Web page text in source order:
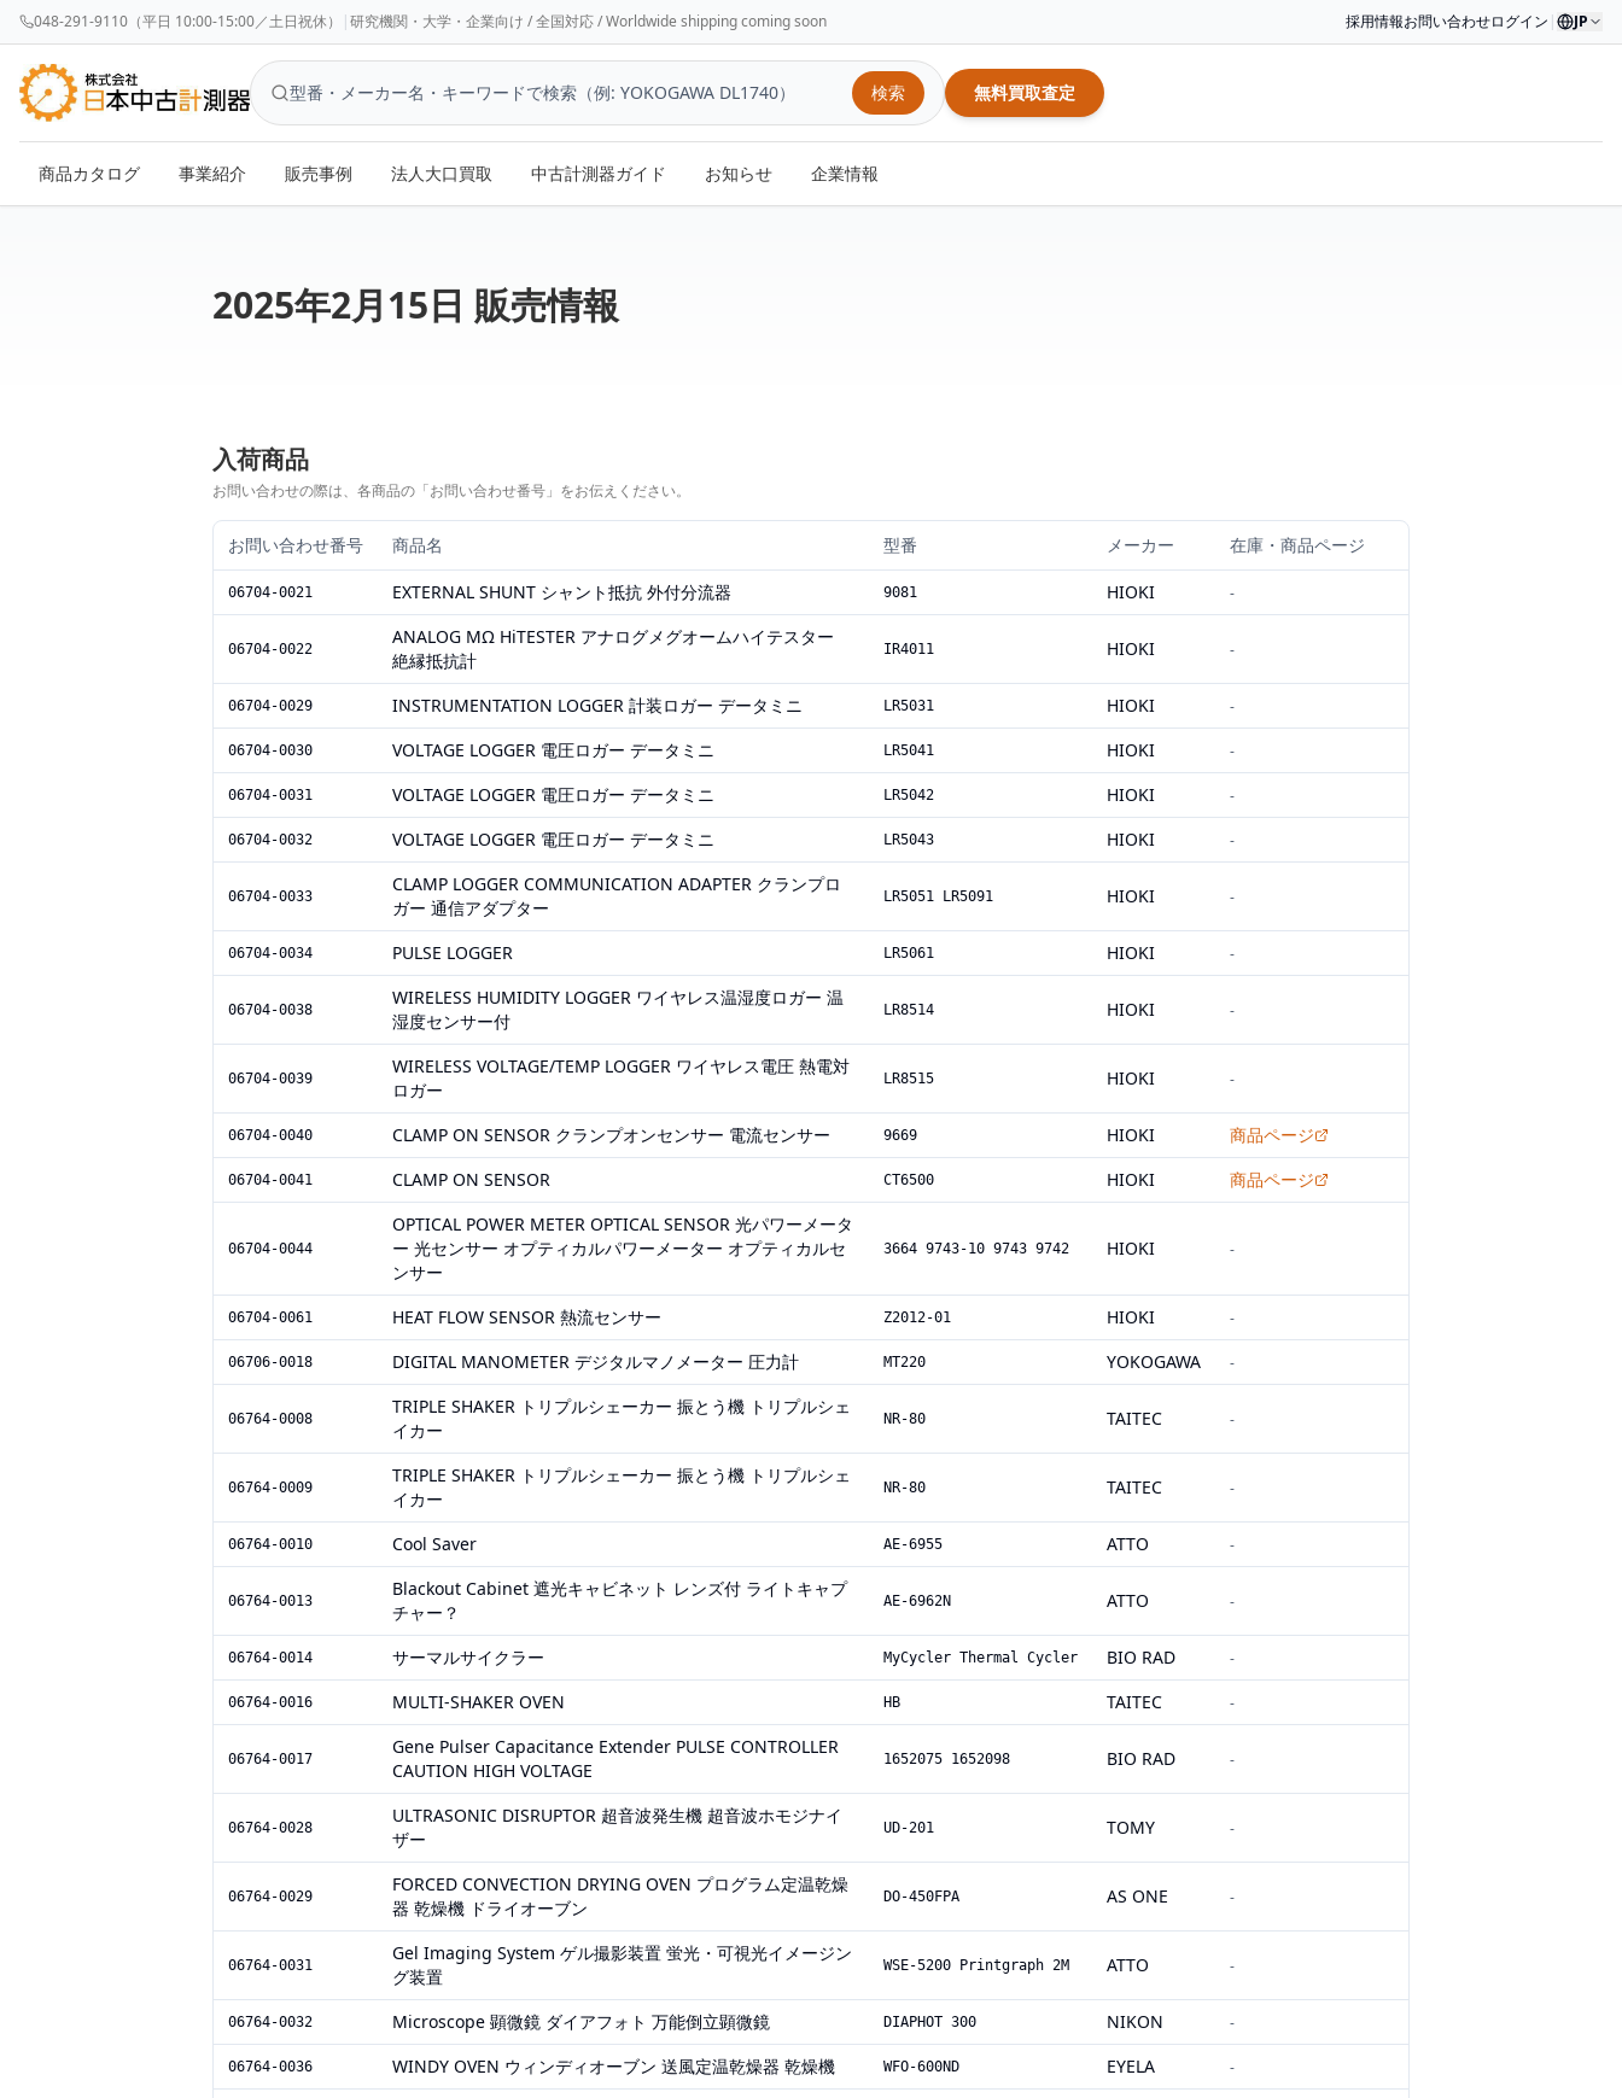
048-291-9110（平日 10:00-15:00／土日祝休） |研究機関・大学・企業向け / 全国対応 / Worldwide shipping coming soon 採用情報お問い合わせログイン | JP
検索 無料買取査定
商品カタログ 事業紹介 販売事例 法人大口買取 中古計測器ガイド お知らせ 企業情報
2025年2月15日 販売情報
入荷商品
お問い合わせの際は、各商品の「お問い合わせ番号」をお伝えください。
お問い合わせ番号 商品名 型番 メーカー 在庫・商品ページ
06704-0021 EXTERNAL SHUNT シャント抵抗 外付分流器 9081 HIOKI -
06704-0022
ANALOG MΩ HiTESTER アナログメグオームハイテスター
絶縁抵抗計
IR4011 HIOKI -
06704-0029 INSTRUMENTATION LOGGER 計装ロガー データミニ LR5031 HIOKI -
06704-0030 VOLTAGE LOGGER 電圧ロガー データミニ LR5041 HIOKI -
06704-0031 VOLTAGE LOGGER 電圧ロガー データミニ LR5042 HIOKI -
06704-0032 VOLTAGE LOGGER 電圧ロガー データミニ LR5043 HIOKI -
06704-0033
CLAMP LOGGER COMMUNICATION ADAPTER クランプロ
ガー 通信アダプター
LR5051 LR5091 HIOKI -
06704-0034 PULSE LOGGER LR5061 HIOKI -
06704-0038
WIRELESS HUMIDITY LOGGER ワイヤレス温湿度ロガー 温
湿度センサー付
LR8514 HIOKI -
06704-0039
WIRELESS VOLTAGE/TEMP LOGGER ワイヤレス電圧 熱電対
ロガー
LR8515 HIOKI -
06704-0040 CLAMP ON SENSOR クランプオンセンサー 電流センサー 9669 HIOKI 商品ページ
06704-0041 CLAMP ON SENSOR CT6500 HIOKI 商品ページ
06704-0044
OPTICAL POWER METER OPTICAL SENSOR 光パワーメータ
ー 光センサー オプティカルパワーメーター オプティカルセ
ンサー
3664 9743-10 9743 9742 HIOKI -
06704-0061 HEAT FLOW SENSOR 熱流センサー Z2012-01 HIOKI -
06706-0018 DIGITAL MANOMETER デジタルマノメーター 圧力計 MT220 YOKOGAWA -
06764-0008
TRIPLE SHAKER トリプルシェーカー 振とう機 トリプルシェ
イカー
NR-80 TAITEC -
06764-0009
TRIPLE SHAKER トリプルシェーカー 振とう機 トリプルシェ
イカー
NR-80 TAITEC -
06764-0010 Cool Saver AE-6955 ATTO -
06764-0013
Blackout Cabinet 遮光キャビネット レンズ付 ライトキャプ
チャー？
AE-6962N ATTO -
06764-0014 サーマルサイクラー MyCycler Thermal Cycler BIO RAD -
06764-0016 MULTI-SHAKER OVEN HB TAITEC -
06764-0017
Gene Pulser Capacitance Extender PULSE CONTROLLER
CAUTION HIGH VOLTAGE
1652075 1652098 BIO RAD -
06764-0028
ULTRASONIC DISRUPTOR 超音波発生機 超音波ホモジナイ
ザー
UD-201 TOMY -
06764-0029
FORCED CONVECTION DRYING OVEN プログラム定温乾燥
器 乾燥機 ドライオーブン
DO-450FPA AS ONE -
06764-0031
Gel Imaging System ゲル撮影装置 蛍光・可視光イメージン
グ装置
WSE-5200 Printgraph 2M ATTO -
06764-0032 Microscope 顕微鏡 ダイアフォト 万能倒立顕微鏡 DIAPHOT 300 NIKON -
06764-0036 WINDY OVEN ウィンディオーブン 送風定温乾燥器 乾燥機 WFO-600ND EYELA -